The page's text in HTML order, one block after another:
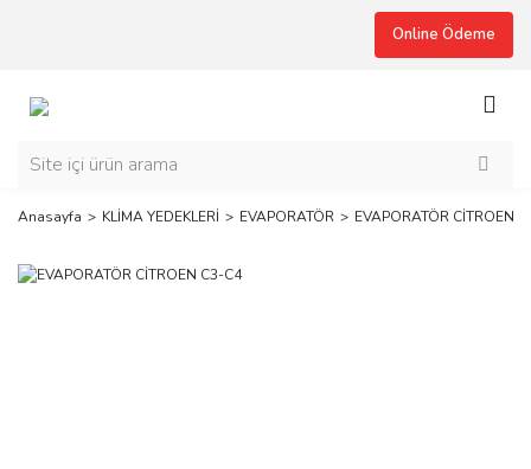
Online Ödeme
Anasayfa KLİMA YEDEKLERİ EVAPORATÖR EVAPORATÖR CİTROEN